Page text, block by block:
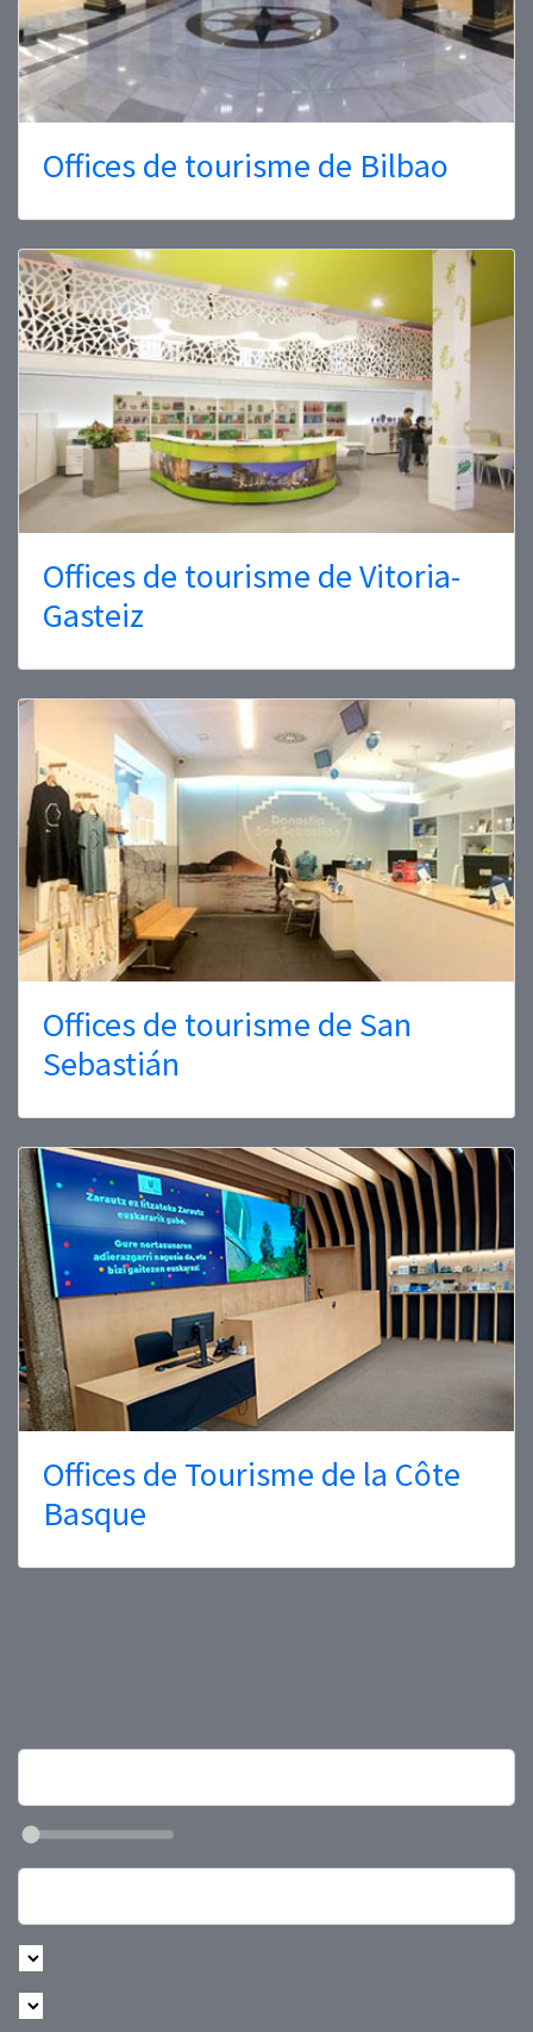
Offices de tourisme de Bilbao
Offices de tourisme de Vitoria-
Gasteiz
Offices de tourisme de San
Sebastián
Offices de Tourisme de la Côte
Basque